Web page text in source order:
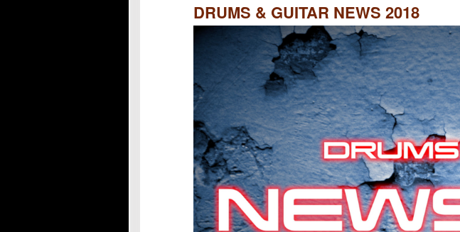
DRUMS & GUITAR NEWS 2018